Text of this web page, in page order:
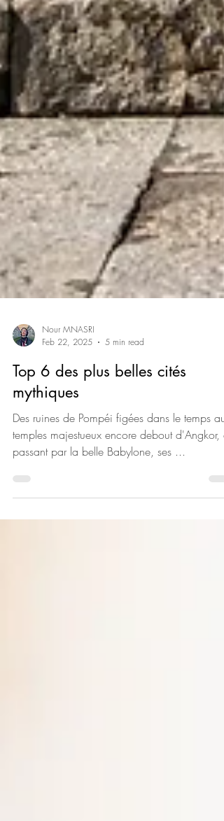
Nour MNASRI
Feb 22, 2025
5 min read
Top 6 des plus belles cités
mythiques
Des ruines de Pompéi figées dans le temps aux
temples majestueux encore debout d'Angkor,